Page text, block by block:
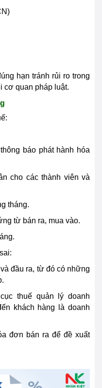
hạn tránh rủi ro trong
cơ quan pháp luật.
báo phát hành hóa
cho các thành viên và
tháng.
từ bán ra, mua vào.
đầu ra, từ đó có những
thuế quản lý doanh
khách hàng là doanh
đơn bán ra để đề xuất